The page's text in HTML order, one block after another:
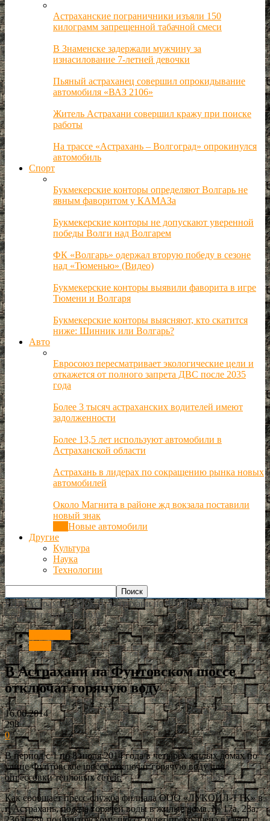
Астраханские пограничники изъяли 150
килограмм запрещенной табачной смеси
В Знаменске задержали мужчину за
изнасилование 7-летней девочки
Пьяный астраханец совершил опрокидывание
автомобиля «ВАЗ 2106»
Житель Астрахани совершил кражу при поиске
работы
На трассе «Астрахань – Волгоград» опрокинулся
автомобиль
Спорт
Букмекерские конторы определяют Волгарь не
явным фаворитом у КАМАЗа
Букмекерские конторы не допускают уверенной
победы Волги над Волгарем
ФК «Волгарь» одержал вторую победу в сезоне
над «Тюменью» (Видео)
Букмекерские конторы выявили фаворита в игре
Тюмени и Волгаря
Букмекерские конторы выясняют, кто скатится
ниже: Шинник или Волгарь?
Авто
Евросоюз пересматривает экологические цели и
откажется от полного запрета ДВС после 2035
года
Более 3 тысяч астраханских водителей имеют
задолженности
Более 13,5 лет используют автомобили в
Астраханской области
Астрахань в лидерах по сокращению рынка новых
автомобилей
Около Магнита в районе жд вокзала поставили
новый знак
Новые автомобили
Другие
Культура
Наука
Технологии
РИА Астрахань ЖКХ В Астрахани на Фунтовском шоссе
отключат горячую воду
В Астрахани на Фунтовском шоссе
отключат горячую воду
16.06.2014
298
0
В период с 1 по 8 июля 2014 года в четырех жилых домах по
улице Фунтовское шоссе отключат горячую воду для
опрессовки тепловых сетей.
Как сообщает пресс-служба филиала ООО «ЛУКОЙЛ-ТТК» в
г. Астрахань, подача горячей воды в жилые дома № 17а, 23а,